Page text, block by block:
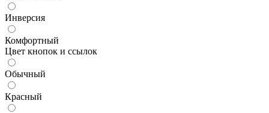
Инверсия
Комфортный
Цвет кнопок и ссылок
Обычный
Красный